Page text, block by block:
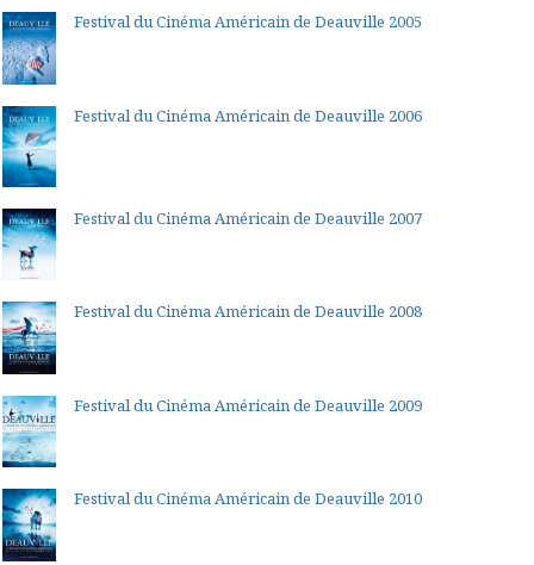
Festival du Cinéma Américain de Deauville 2005
Festival du Cinéma Américain de Deauville 2006
Festival du Cinéma Américain de Deauville 2007
Festival du Cinéma Américain de Deauville 2008
Festival du Cinéma Américain de Deauville 2009
Festival du Cinéma Américain de Deauville 2010